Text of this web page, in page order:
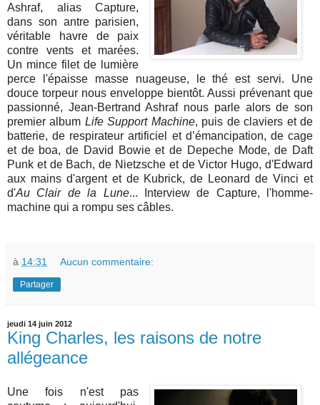
Ashraf, alias Capture,
dans son antre parisien,
véritable havre de paix
contre vents et marées.
Un mince filet de lumière
perce l'épaisse masse nuageuse, le thé est servi. Une
douce torpeur nous enveloppe bientôt. Aussi prévenant que
passionné, Jean-Bertrand Ashraf nous parle alors de son
premier album Life Support Machine, puis de claviers et de
batterie, de respirateur artificiel et d’émancipation, de cage
et de boa, de David Bowie et de Depeche Mode, de Daft
Punk et de Bach, de Nietzsche et de Victor Hugo, d'Edward
aux mains d'argent et de Kubrick, de Leonard de Vinci et
d'Au Clair de la Lune... Interview de Capture, l'homme-
machine qui a rompu ses câbles.
à 14:31 Aucun commentaire:
Partager
jeudi 14 juin 2012
King Charles, les raisons de notre
allégeance
Une fois n'est pas